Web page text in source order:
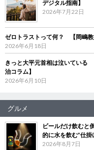
デジタル指南】
2026年7月22日
ゼロトラストって何？ 【岡嶋教
2026年6月18日
きっと大平元首相は泣いている
治コラム】
2026年6月10日
グルメ
ビールだけ飲むと
的に水を飲む”仕
2026年8月7日